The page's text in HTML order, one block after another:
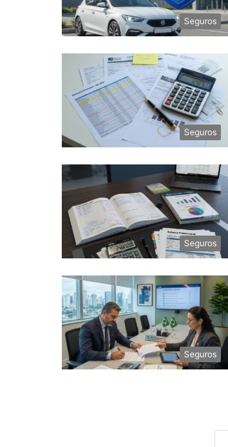
Seguros
Seguros
Seguros
Seguros